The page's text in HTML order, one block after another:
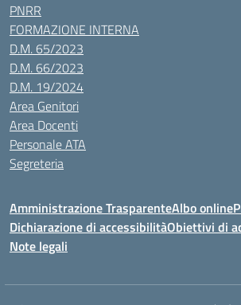
PNRR
FORMAZIONE INTERNA
D.M. 65/2023
D.M. 66/2023
D.M. 19/2024
Area Genitori
Area Docenti
Personale ATA
Segreteria
Amministrazione TrasparenteAlbo online
Dichiarazione di accessibilitàObiettivi di
Note legali